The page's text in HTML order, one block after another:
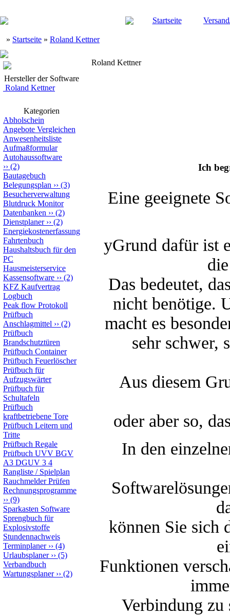
Startseite
» Startseite » Roland Kettner
Hersteller der Software
Roland Kettner
Kategorien
Abholschein
Angebote Vergleichen
Anwesenheitsliste
Aufmaßformular
Autohaussoftware
›› (2)
Bautagebuch
Belegungsplan ›› (3)
Besucherverwaltung
Blutdruck Monitor
Datenbanken ›› (2)
Dienstplaner›› (2)
Energiekostenerfassung
Fahrtenbuch
Haushaltsbuch für den
PC
Hausmeisterservice
Kassensoftware ›› (2)
KFZ Kaufvertrag
Logbuch
Peak flow Protokoll
Prüfbuch
Anschlagmittel ›› (2)
Prüfbuch
Brandschutztüren
Prüfbuch Container
Prüfbuch Feuerlöscher
Prüfbuch für
Aufzugswärter
Prüfbuch für
Schultafeln
Prüfbuch
kraftbetriebene Tore
Prüfbuch Leitern und
Tritte
Prüfbuch Regale
Prüfbuch UVV BGV
A3 DGUV 3 4
Rangliste / Spielplan
Rauchmelder Prüfen
Rechnungsprogramme
›› (9)
Sparkasten Software
Sprengbuch für
Explosivstoffe
Stundennachweis
Terminplaner›› (4)
Urlaubsplaner›› (5)
Verbandbuch
Wartungsplaner›› (2)
Roland Kettner
Ich
Eine geeignete
yGrund dafür ist
Das bedeutet,
nicht benötige.
macht es
sehr schwer,
Aus diesem
oder aber so,
In den
können Sie sich
Funktionen
Verbindung zu